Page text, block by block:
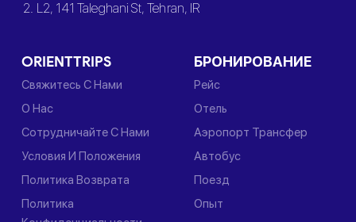
2. L2, 141 Taleghani St, Tehran, IR
ORIENTTRIPS
Свяжитесь С Нами
О Нас
Сотрудничайте С Нами
Условия И Положения
Политика Возврата
Политика
БРОНИРОВАНИЕ
Рейс
Отель
Аэропорт Трансфер
Автобус
Поезд
Опыт